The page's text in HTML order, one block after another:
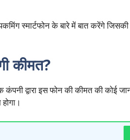
स्मार्टफोन के बारे में बात करेंगे जिसकी
कीमत?
द्वारा इस फोन की कीमत की कोई